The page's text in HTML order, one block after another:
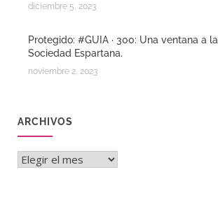
diciembre 5, 2023
Protegido: #GUIA · 300: Una ventana a la
Sociedad Espartana.
noviembre 2, 2023
ARCHIVOS
Archivos